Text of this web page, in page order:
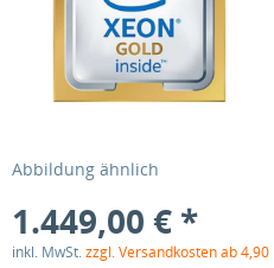
Abbildung ähnlich
1.449,00 € *
inkl. MwSt.zzgl. Versandkosten ab 4,90